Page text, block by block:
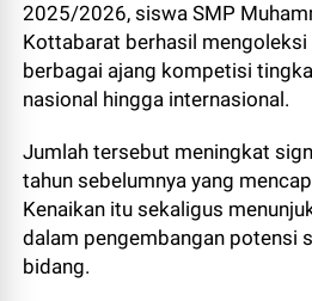
2025/2026, siswa SMP
Kottabarat berhasil
berbagai ajang kompetisi
nasional hingga internasional.
Jumlah tersebut meningkat
tahun sebelumnya yang
Kenaikan itu sekaligus
dalam pengembangan potensi
bidang.